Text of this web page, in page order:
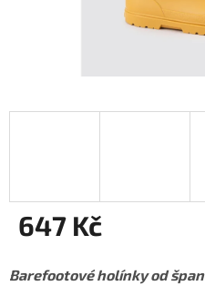
647 Kč
cena:
Barefootové holínky od